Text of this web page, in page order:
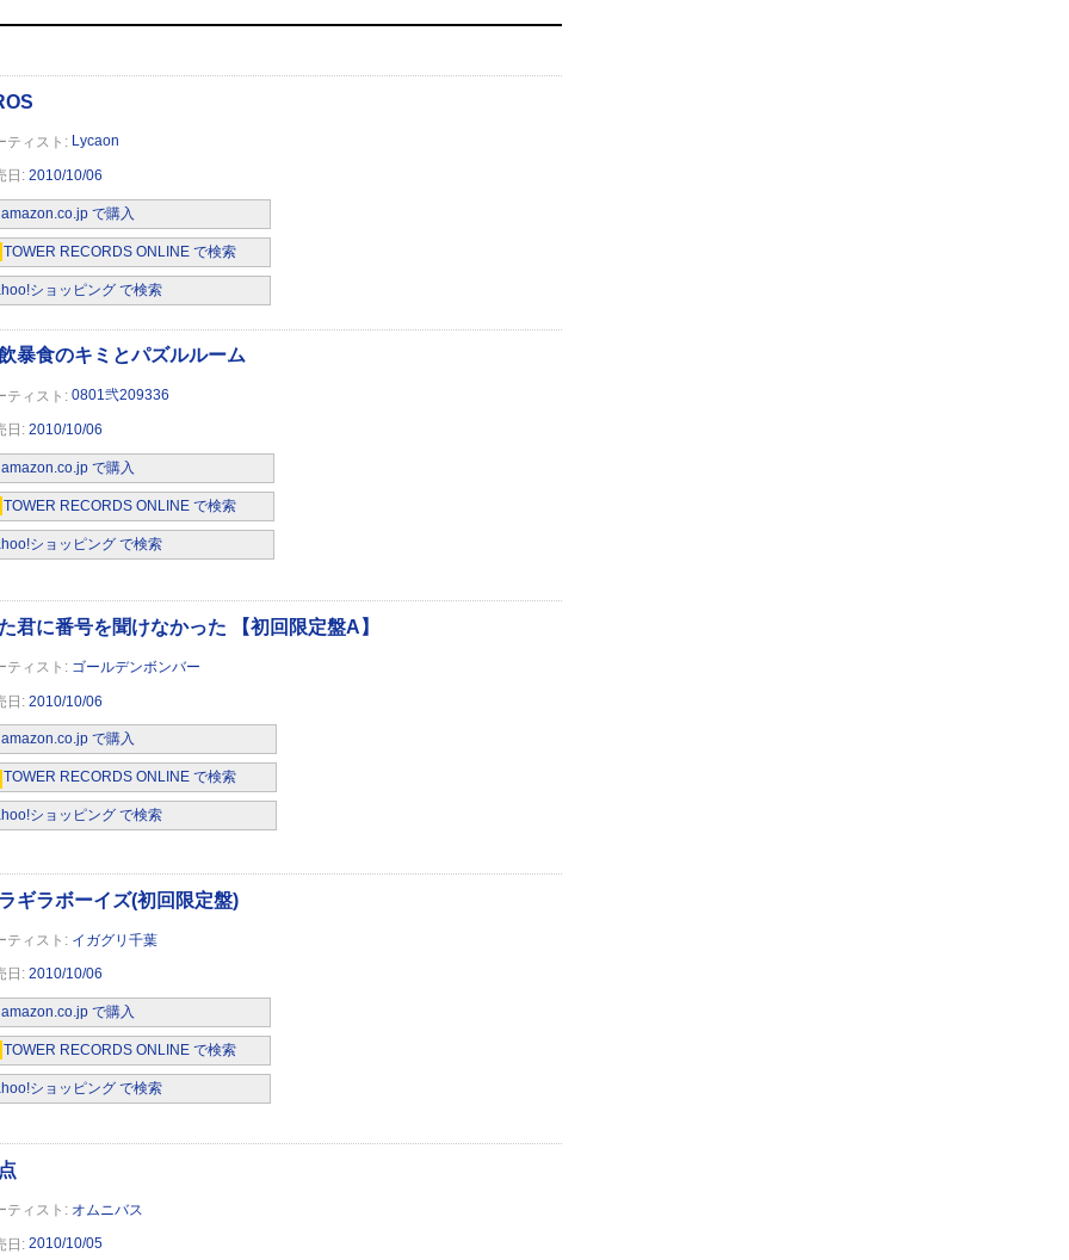
Lycaon
2010/10/06
amazon.co.jp で購入
TOWER RECORDS ONLINE で検索
ショッピング で検索
ルルーム
0801弐209336
2010/10/06
amazon.co.jp で購入
TOWER RECORDS ONLINE で検索
ショッピング で検索
かった 【初回限定盤A】
ゴールデンボンバー
2010/10/06
amazon.co.jp で購入
TOWER RECORDS ONLINE で検索
ショッピング で検索
イガグリ千葉
2010/10/06
amazon.co.jp で購入
TOWER RECORDS ONLINE で検索
ショッピング で検索
オムニバス
2010/10/05